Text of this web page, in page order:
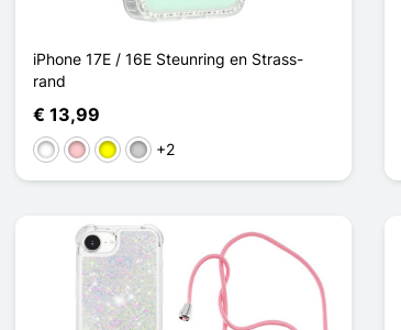
iPhone 17E / 16E Steunring en Strass-
rand
€ 13,99
Wit RozeGeelZilver+2